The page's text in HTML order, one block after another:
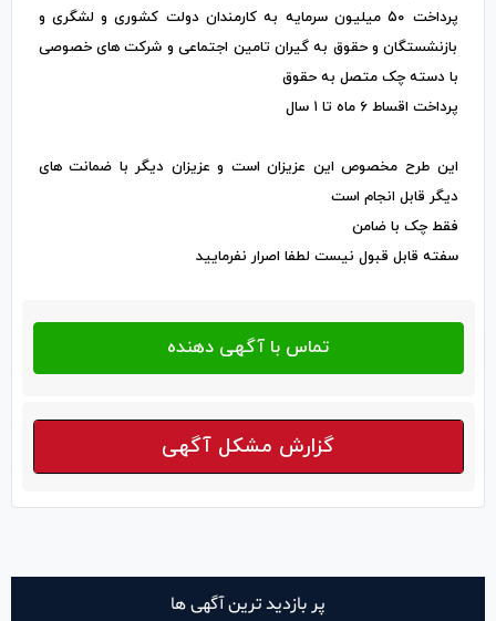
پرداخت ۵۰ میلیون سرمایه به کارمندان دولت کشوری و لشگری و
بازنشستگان و حقوق به گیران تامین اجتماعی و شرکت های خصوصی
با دسته چک متصل به حقوق
پرداخت اقساط ۶ ماه تا ۱ سال
این طرح مخصوص این عزیزان است و عزیزان دیگر با ضمانت های
دیگر قابل انجام است
فقط چک با ضامن
سفته قابل قبول نیست لطفا اصرار نفرمایید
گزارش مشکل آگهی
پر بازدید ترین آگهی ها